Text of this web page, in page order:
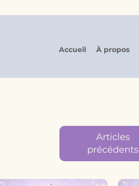
Accueil À propos
Articles
précédents